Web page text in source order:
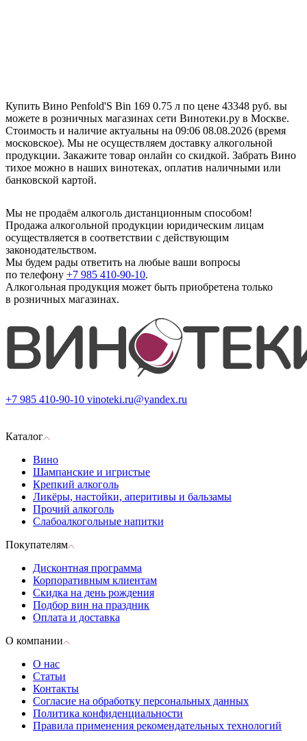
Купить Вино Penfold'S Bin 169 0.75 л по цене 43348 руб. вы
можете в розничных магазинах сети Винотеки.ру в Москве.
Стоимость и наличие актуальны на 09:06 08.08.2026 (время
московское). Мы не осуществляем доставку алкогольной
продукции. Закажите товар онлайн со скидкой. Забрать Вино
тихое можно в наших винотеках, оплатив наличными или
банковской картой.
Мы не продаём алкоголь дистанционным способом!
Продажа алкогольной продукции юридическим лицам
осуществляется в соответствии с действующим
законодательством.
Мы будем рады ответить на любые ваши вопросы
по телефону +7 985 410-90-10.
Алкогольная продукция может быть приобретена только
в розничных магазинах.
+7 985 410-90-10 vinoteki.ru@yandex.ru
Каталог
Вино
Шампанские и игристые
Крепкий алкоголь
Ликёры, настойки, аперитивы и бальзамы
Прочий алкоголь
Слабоалкогольные напитки
Покупателям
Дисконтная программа
Корпоративным клиентам
Скидка на день рождения
Подбор вин на праздник
Оплата и доставка
О компании
О нас
Статьи
Контакты
Согласие на обработку персональных данных
Политика конфиденциальности
Правила применения рекомендательных технологий